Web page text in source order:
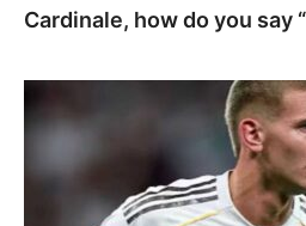
Cardinale, how do you say